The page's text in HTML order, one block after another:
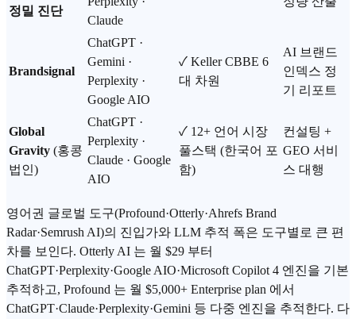
정밀 진단
Claude
Brandsignal
ChatGPT ·
Gemini ·
Perplexity ·
Google AIO
✓ Keller CBBE 6
대 차원
AI 브랜드
인덱스 정
기 리포트
Global
Gravity (홍콩
법인)
ChatGPT ·
Perplexity ·
Claude · Google
AIO
✓ 12+ 언어 시장
풀스택 (한국어 포
함)
컨설팅 +
GEO 서비
스 대행
영어권 글로벌 도구(Profound·Otterly·Ahrefs Brand
Radar·Semrush AI)의 진입가와 LLM 추적 폭은 도구별로 큰 편
차를 보인다. Otterly AI 는 월 $29 부터
ChatGPT·Perplexity·Google AIO·Microsoft Copilot 4 엔진을 기본
추적하고, Profound 는 월 $5,000+ Enterprise plan 에서
ChatGPT·Claude·Perplexity·Gemini 등 다중 엔진을 추적한다. 다